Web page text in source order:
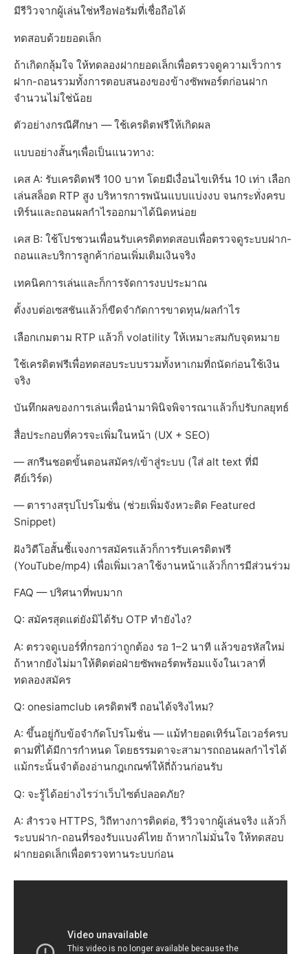
มีรีวิวจากผู้เล่นใช่หรือฟอรัมที่เชื่อถือได้
ทดสอบด้วยยอดเล็ก
ถ้าเกิดกลุ้มใจ ให้ทดลองฝากยอดเล็กเพื่อตรวจดูความเร็วการ
ฝาก-ถอนรวมทั้งการตอบสนองของข้างซัพพอร์ตก่อนฝาก
จำนวนไม่ใช่น้อย
ตัวอย่างกรณีศึกษา — ใช้เครดิตฟรีให้เกิดผล
แบบอย่างสั้นๆเพื่อเป็นแนวทาง:
เคส A: รับเครดิตฟรี 100 บาท โดยมีเงื่อนไขเทิร์น 10 เท่า เลือก
เล่นสล็อต RTP สูง บริหารการพนันแบบแบ่งงบ จนกระทั่งครบ
เทิร์นและถอนผลกำไรออกมาได้นิดหน่อย
เคส B: ใช้โปรชวนเพื่อนรับเครดิตทดสอบเพื่อตรวจดูระบบฝาก-
ถอนและบริการลูกค้าก่อนเพิ่มเติมเงินจริง
เทคนิคการเล่นและก็การจัดการงบประมาณ
ตั้งงบต่อเซสชันแล้วก็ขีดจำกัดการขาดทุน/ผลกำไร
เลือกเกมตาม RTP แล้วก็ volatility ให้เหมาะสมกับจุดหมาย
ใช้เครดิตฟรีเพื่อทดสอบระบบรวมทั้งหาเกมที่ถนัดก่อนใช้เงิน
จริง
บันทึกผลของการเล่นเพื่อนำมาพินิจพิจารณาแล้วก็ปรับกลยุทธ์
สื่อประกอบที่ควรจะเพิ่มในหน้า (UX + SEO)
— สกรีนชอตขั้นตอนสมัคร/เข้าสู่ระบบ (ใส่ alt text ที่มี
คีย์เวิร์ด)
— ตารางสรุปโปรโมชั่น (ช่วยเพิ่มจังหวะติด Featured
Snippet)
ฝังวิดีโอสั้นชี้แจงการสมัครแล้วก็การรับเครดิตฟรี
(YouTube/mp4) เพื่อเพิ่มเวลาใช้งานหน้าแล้วก็การมีส่วนร่วม
FAQ — ปริศนาที่พบมาก
Q: สมัครสุดแต่ยังมิได้รับ OTP ทำยังไง?
A: ตรวจดูเบอร์ที่กรอกว่าถูกต้อง รอ 1–2 นาที แล้วขอรหัสใหม่
ถ้าหากยังไม่มาให้ติดต่อฝ่ายซัพพอร์ตพร้อมแจ้งในเวลาที่
ทดลองสมัคร
Q: onesiamclub เครดิตฟรี ถอนได้จริงไหม?
A: ขึ้นอยู่กับข้อจำกัดโปรโมชั่น — แม้ทำยอดเทิร์นโอเวอร์ครบ
ตามที่ได้มีการกำหนด โดยธรรมดาจะสามารถถอนผลกำไรได้
แม้กระนั้นจำต้องอ่านกฎเกณฑ์ให้ถี่ถ้วนก่อนรับ
Q: จะรู้ได้อย่างไรว่าเว็บไซต์ปลอดภัย?
A: สำรวจ HTTPS, วิถีทางการติดต่อ, รีวิวจากผู้เล่นจริง แล้วก็
ระบบฝาก-ถอนที่รองรับแบงค์ไทย ถ้าหากไม่มั่นใจ ให้ทดสอบ
ฝากยอดเล็กเพื่อตรวจทานระบบก่อน